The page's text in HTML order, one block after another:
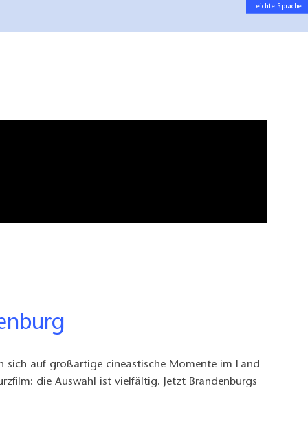
sich auf großartige cineastische Momente im Land
die Auswahl ist vielfältig. Jetzt Brandenburgs
Leichte Sprache